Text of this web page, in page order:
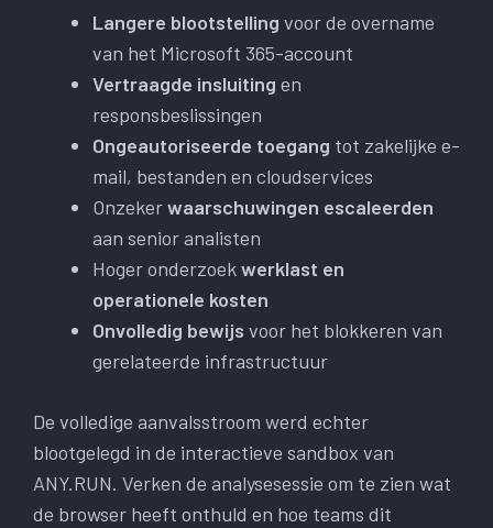
Langere blootstelling voor de overname
van het Microsoft 365-account
Vertraagde insluiting en
responsbeslissingen
Ongeautoriseerde toegang tot zakelijke e-
mail, bestanden en cloudservices
Onzekerwaarschuwingen escaleerden
aan senior analisten
Hoger onderzoekwerklast en
operationele kosten
Onvolledig bewijs voor het blokkeren van
gerelateerde infrastructuur
De volledige aanvalsstroom werd echter
blootgelegd in de interactieve sandbox van
ANY.RUN. Verken de analysesessie om te zien wat
de browser heeft onthuld en hoe teams dit